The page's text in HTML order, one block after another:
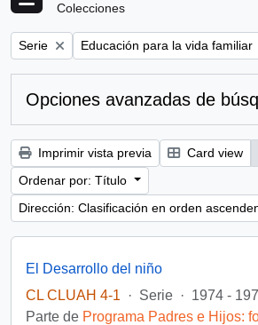
Colecciones
Remove filter:
Serie Remove filter:
Educación para la vida familiar
Opciones avanzadas de
Imprimir vista previa Card view
Ordenar por: Título
Dirección: Clasificación en orden
El Desarrollo del niño
CL CLUAH 4-1
· Serie · 1974 -
Parte de Programa Padres e Hijos: